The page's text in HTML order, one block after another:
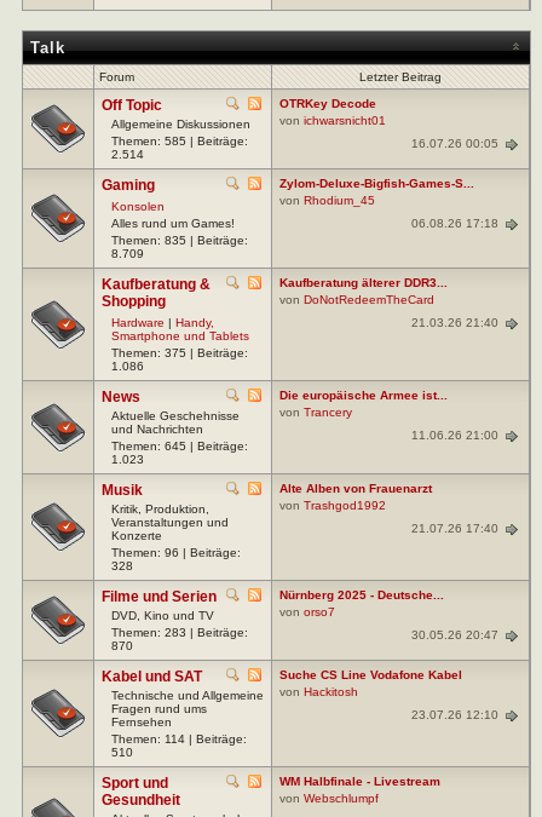
Talk
Forum Letzter Beitrag
Off Topic
Allgemeine Diskussionen
Themen: 585 | Beiträge:
2.514
OTRKey Decode
von ichwarsnicht01
16.07.26 00:05
Gaming
Konsolen
Alles rund um Games!
Themen: 835 | Beiträge:
8.709
Zylom-Deluxe-Bigfish-Games-S...
von Rhodium_45
06.08.26 17:18
Kaufberatung &
Shopping
Hardware | Handy,
Smartphone und Tablets
Themen: 375 | Beiträge:
1.086
Kaufberatung älterer DDR3...
von DoNotRedeemTheCard
21.03.26 21:40
News
Aktuelle Geschehnisse
und Nachrichten
Themen: 645 | Beiträge:
1.023
Die europäische Armee ist...
von Trancery
11.06.26 21:00
Musik
Kritik, Produktion,
Veranstaltungen und
Konzerte
Themen: 96 | Beiträge:
328
Alte Alben von Frauenarzt
von Trashgod1992
21.07.26 17:40
Filme und Serien
DVD, Kino und TV
Themen: 283 | Beiträge:
870
Nürnberg 2025 - Deutsche...
von orso7
30.05.26 20:47
Kabel und SAT
Technische und Allgemeine
Fragen rund ums
Fernsehen
Themen: 114 | Beiträge:
510
Suche CS Line Vodafone Kabel
von Hackitosh
23.07.26 12:10
Sport und
Gesundheit
WM Halbfinale - Livestream
von Webschlumpf